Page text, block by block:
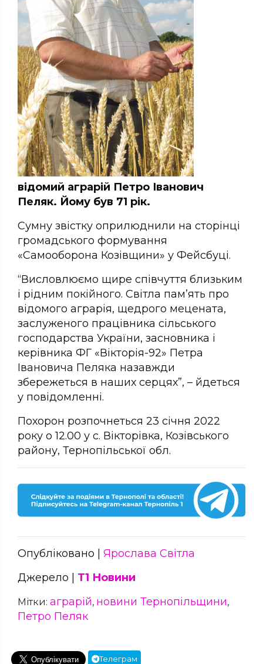
відомий аграрій Петро Іванович
Пеляк. Йому був 71 рік.
Сумну звістку оприлюднили на сторінці
громадського формування
«Самооборона Козівщини» у Фейсбуці.
“Висловлюємо щире співчуття близьким
і рідним покійного. Світла пам’ять про
відомого аграрія, щедрого мецената,
заслуженого працівника сільського
господарства України, засновника і
керівника ФГ «Вікторія-92» Петра
Івановича Пеляка назавжди
збережеться в наших серцях”, – йдеться
у повідомленні.
Похорон розпочнеться 23 січня 2022
року о 12.00 у с. Вікторівка, Козівського
району, Тернопільської обл.
Опубліковано | Ярослава Світла
Джерело | Т1 Новини
Мітки: аграрій, новини Тернопільщини,
Петро Пеляк
Телеграм